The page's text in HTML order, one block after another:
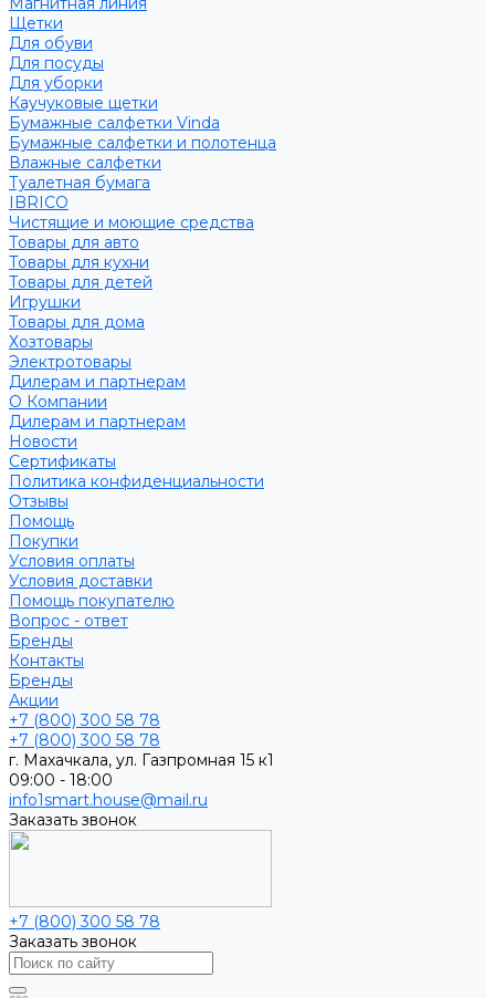
Щетки
Для обуви
Для посуды
Для уборки
Каучуковые щетки
Бумажные салфетки Vinda
Бумажные салфетки и полотенца
Влажные салфетки
Туалетная бумага
IBRICO
Чистящие и моющие средства
Товары для авто
Товары для кухни
Товары для детей
Игрушки
Товары для дома
Хозтовары
Электротовары
Дилерам и партнерам
О Компании
Дилерам и партнерам
Новости
Сертификаты
Политика конфиденциальности
Отзывы
Помощь
Покупки
Условия оплаты
Условия доставки
Помощь покупателю
Вопрос - ответ
Бренды
Контакты
Бренды
Акции
+7 (800) 300 58 78
+7 (800) 300 58 78
г. Махачкала, ул. Газпромная 15 к1
09:00 - 18:00
info1smart.house@mail.ru
Заказать звонок
+7 (800) 300 58 78
Заказать звонок